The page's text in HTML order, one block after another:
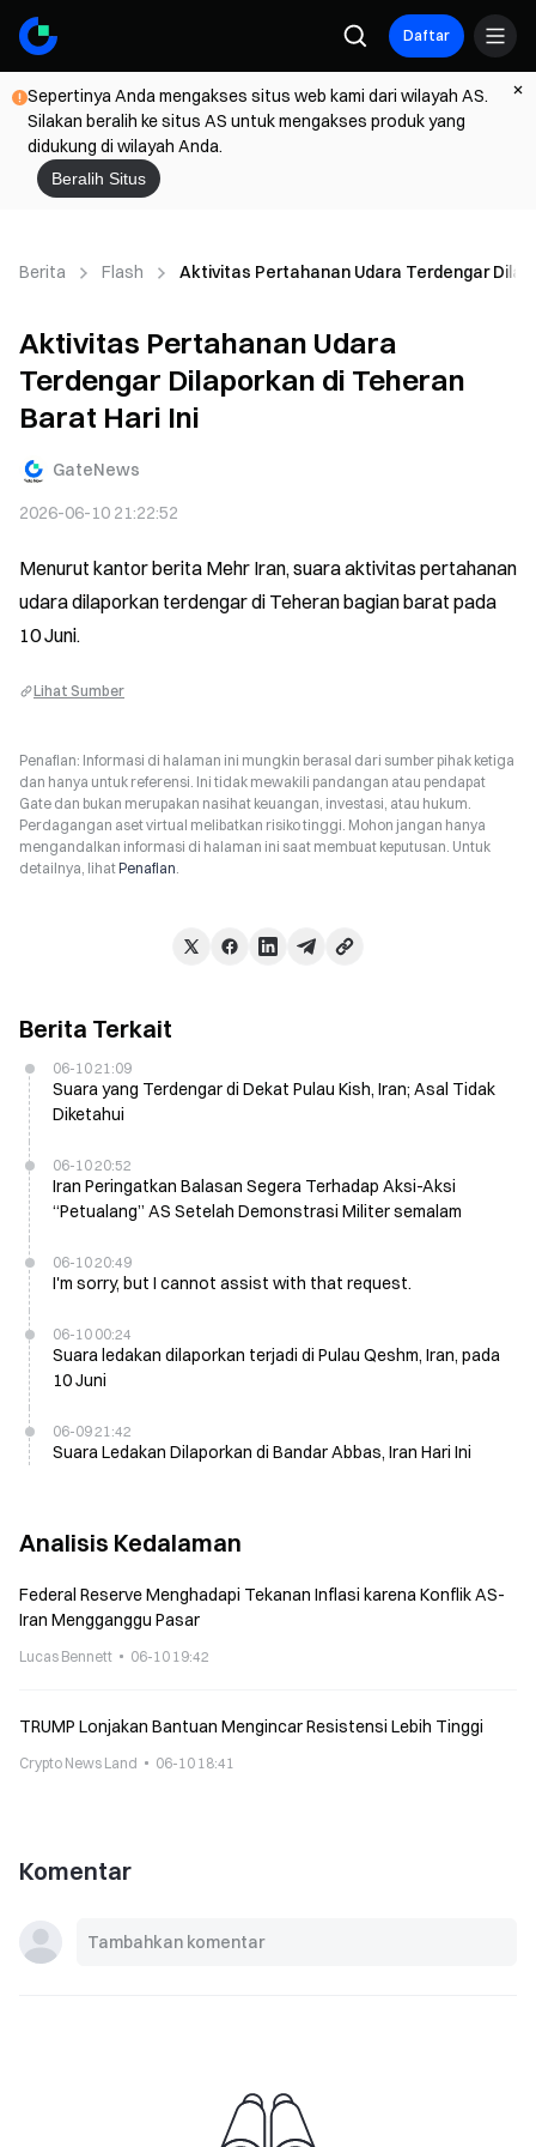
Daftar
Sepertinya Anda mengakses situs web kami dari wilayah AS.
Silakan beralih ke situs AS untuk mengakses produk yang
didukung di wilayah Anda.
Beralih Situs
Berita Flash Aktivitas Pertahanan Udara Terdengar
Aktivitas Pertahanan Udara
Terdengar Dilaporkan di Teheran
Barat Hari Ini
GateNews
2026-06-10 21:22:52
Menurut kantor berita Mehr Iran, suara aktivitas pertahanan
udara dilaporkan terdengar di Teheran bagian barat pada
10 Juni.
Lihat Sumber
Penafian: Informasi di halaman ini mungkin berasal dari sumber pihak ketiga
dan hanya untuk referensi. Ini tidak mewakili pandangan atau pendapat
Gate dan bukan merupakan nasihat keuangan, investasi, atau hukum.
Perdagangan aset virtual melibatkan risiko tinggi. Mohon jangan hanya
mengandalkan informasi di halaman ini saat membuat keputusan. Untuk
detailnya, lihatPenafian.
Berita Terkait
06-10 21:09
Suara yang Terdengar di Dekat Pulau Kish, Iran; Asal Tidak
Diketahui
06-10 20:52
Iran Peringatkan Balasan Segera Terhadap Aksi-Aksi
“Petualang” AS Setelah Demonstrasi Militer semalam
06-10 20:49
I'm sorry, but I cannot assist with that request.
06-10 00:24
Suara ledakan dilaporkan terjadi di Pulau Qeshm, Iran, pada
10 Juni
06-09 21:42
Suara Ledakan Dilaporkan di Bandar Abbas, Iran Hari Ini
Analisis Kedalaman
Federal Reserve Menghadapi Tekanan Inflasi karena Konflik AS-
Iran Mengganggu Pasar
Lucas Bennett 06-10 19:42
TRUMP Lonjakan Bantuan Mengincar Resistensi Lebih Tinggi
Crypto News Land 06-10 18:41
Komentar